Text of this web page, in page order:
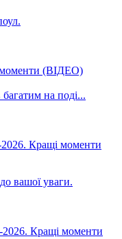
моменти (ВІДЕО)
Кращі моменти
2026. Кращі моменти